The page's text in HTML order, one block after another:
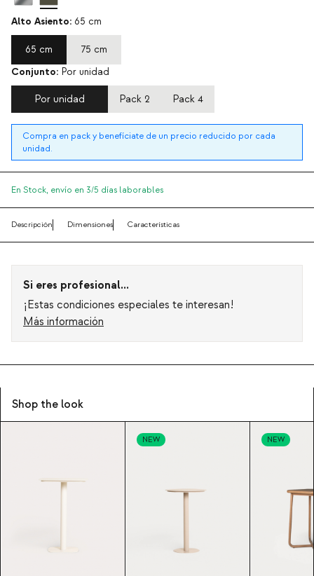
Alto Asiento: 65 cm
65 cm
75 cm
Conjunto: Por unidad
Por unidad Pack 2 Pack 4
Compra en pack y benefíciate de un precio reducido por cada
unidad.
En Stock, envío en 3/5 días laborables
Descripción Dimensiones Características
Si eres profesional...
¡Estas condiciones especiales te interesan!
Más información
Shop the look
NEW NEW